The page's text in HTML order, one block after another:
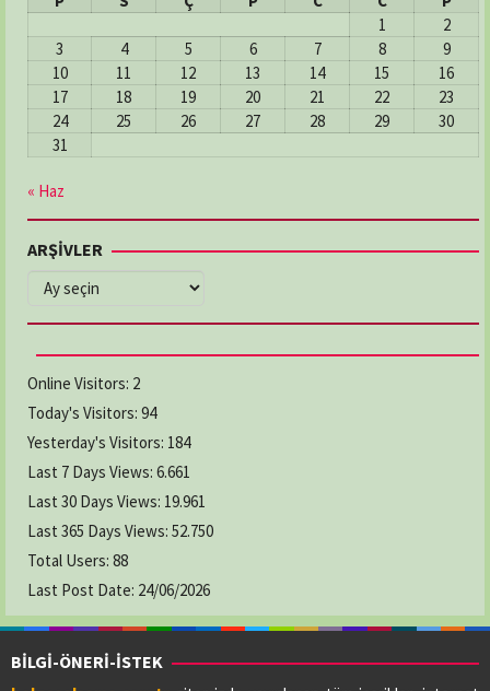
1
2
3
4 5 6 7 8
9
10
11 12 13 14 15
16
17
18 19 20 21 22
23
24
25 26 27 28 29
30
31
« Haz
ARŞİVLER
ARŞİVLER
Online Visitors: 2
Today's Visitors: 94
Yesterday's Visitors: 184
Last 7 Days Views: 6.661
Last 30 Days Views: 19.961
Last 365 Days Views: 52.750
Total Users: 88
Last Post Date: 24/06/2026
BİLGİ-ÖNERİ-İSTEK